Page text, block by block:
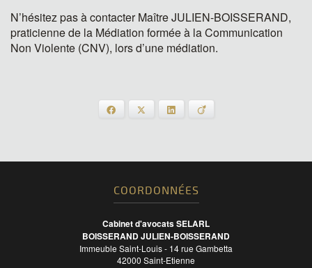
N’hésitez pas à contacter Maître JULIEN-BOISSERAND,
praticienne de la Médiation formée à la Communication
Non Violente (CNV), lors d’une médiation.
Facebook LinkedIn
COORDONNÉES
Cabinet d'avocats SELARL
BOISSERAND JULIEN-BOISSERAND
Immeuble Saint-Louis - 14 rue Gambetta
42000 Saint-Etienne